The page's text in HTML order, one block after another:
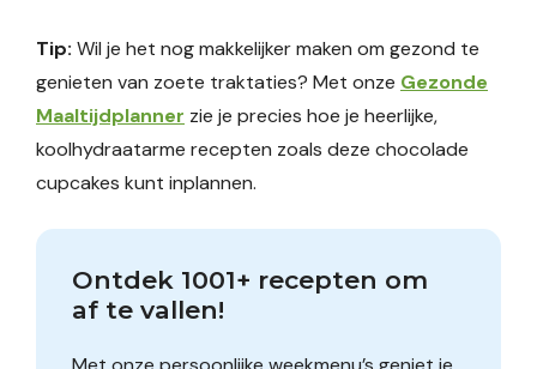
Tip: Wil je het nog makkelijker maken om gezond te
genieten van zoete traktaties? Met onze Gezonde
Maaltijdplanner zie je precies hoe je heerlijke,
koolhydraatarme recepten zoals deze chocolade
cupcakes kunt inplannen.
Ontdek 1001+ recepten om
af te vallen!